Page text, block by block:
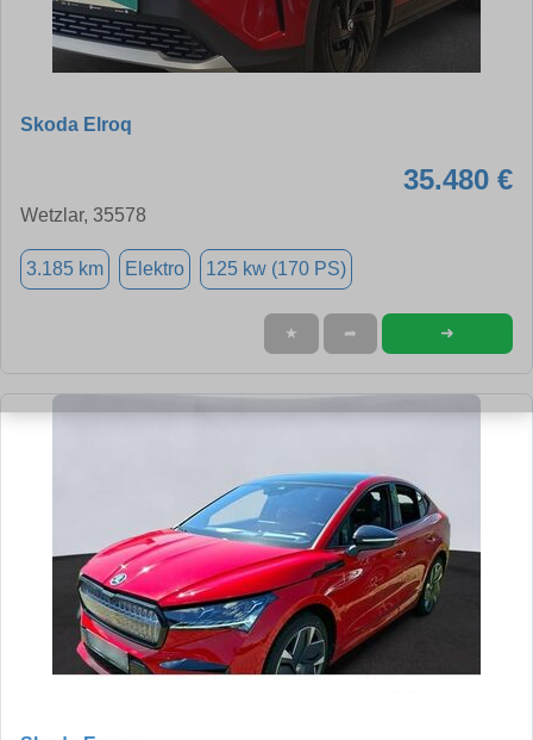
Skoda Elroq
35.480 €
Wetzlar, 35578
3.185 km Elektro 125 kw (170 PS)
★ ➦ ➜